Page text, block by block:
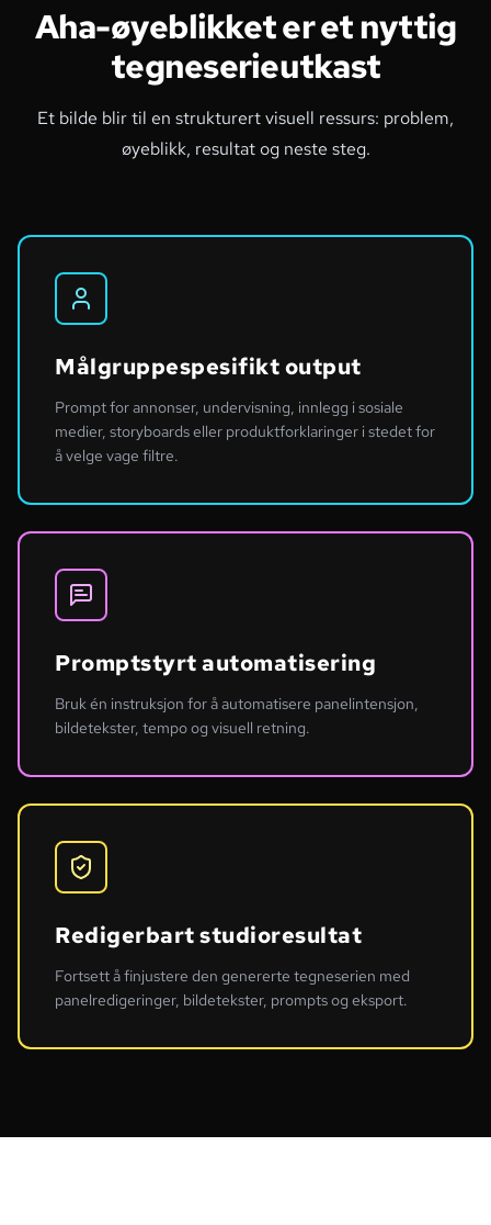
Aha-øyeblikket er et nyttig
tegneserieutkast
Et bilde blir til en strukturert visuell ressurs: problem,
øyeblikk, resultat og neste steg.
Målgruppespesifikt output
Prompt for annonser, undervisning, innlegg i sosiale
medier, storyboards eller produktforklaringer i stedet for
å velge vage filtre.
Promptstyrt automatisering
Bruk én instruksjon for å automatisere panelintensjon,
bildetekster, tempo og visuell retning.
Redigerbart studioresultat
Fortsett å finjustere den genererte tegneserien med
panelredigeringer, bildetekster, prompts og eksport.